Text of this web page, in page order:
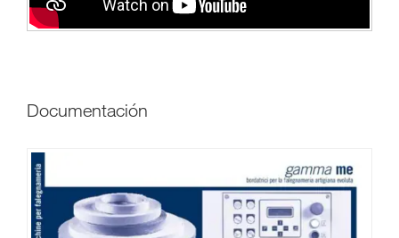
Documentación